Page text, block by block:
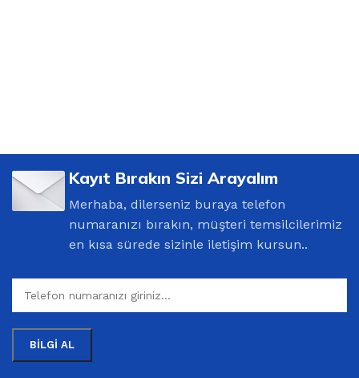
Kayıt Bırakın Sizi Arayalım
Merhaba, dilerseniz buraya telefon
numaranızı bırakın, müşteri temsilcilerimiz
en kısa sürede sizinle iletişim kursun..